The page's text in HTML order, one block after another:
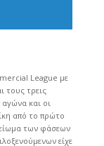
League με
τους τρεις
και οι
από το πρώτο
των φάσεων
είχε